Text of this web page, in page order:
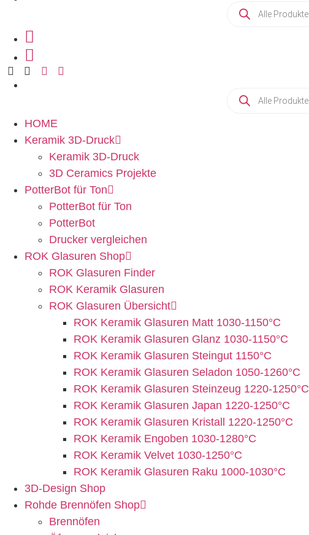
Products
search
Products
search
HOME
Keramik 3D-Druck
Keramik 3D-Druck
3D Ceramics Projekte
PotterBot für Ton
PotterBot für Ton
PotterBot
Drucker vergleichen
ROK Glasuren Shop
ROK Glasuren Finder
ROK Keramik Glasuren
ROK Glasuren Übersicht
ROK Keramik Glasuren Matt 1030-1150°C
ROK Keramik Glasuren Glanz 1030-1150°C
ROK Keramik Glasuren Steingut 1150°C
ROK Keramik Glasuren Seladon 1050-1260°C
ROK Keramik Glasuren Steinzeug 1220-1250°C
ROK Keramik Glasuren Japan 1220-1250°C
ROK Keramik Glasuren Kristall 1220-1250°C
ROK Keramik Engoben 1030-1280°C
ROK Keramik Velvet 1030-1250°C
ROK Keramik Glasuren Raku 1000-1030°C
3D-Design Shop
Rohde Brennöfen Shop
Brennöfen